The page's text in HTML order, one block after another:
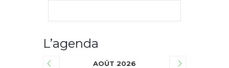
L’agenda
AOÛT 2026